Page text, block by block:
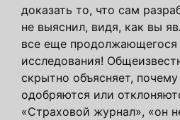
доказать то, что сам
не выяснил, видя, как вы
все еще продолжающегося
исследования!
скрытно объясняет,
одобряются или
«Страховой журнал», «он